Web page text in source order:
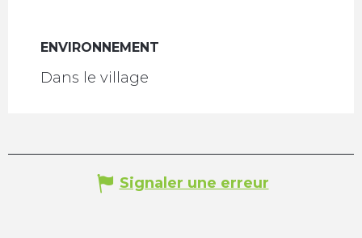
ENVIRONNEMENT
ENVIRONNEMENT
Dans le village
Signaler une erreur